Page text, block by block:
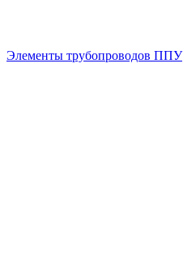
Элементы трубопроводов ППУ